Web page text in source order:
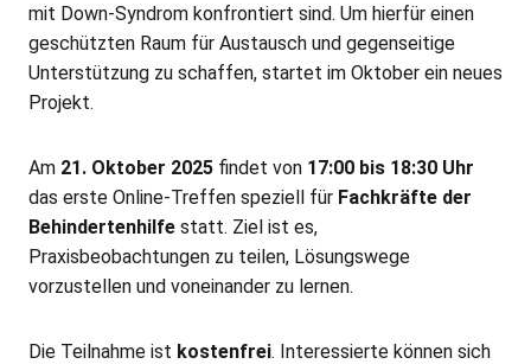
mit Down-Syndrom konfrontiert sind. Um hierfür einen
geschützten Raum für Austausch und gegenseitige
Unterstützung zu schaffen, startet im Oktober ein neues
Projekt.
Am 21. Oktober 2025findet von 17:00 bis 18:30 Uhr
das erste Online-Treffen speziell für Fachkräfte der
Behindertenhilfestatt. Ziel ist es,
Praxisbeobachtungen zu teilen, Lösungswege
vorzustellen und voneinander zu lernen.
Die Teilnahme ist kostenfrei. Interessierte können sich